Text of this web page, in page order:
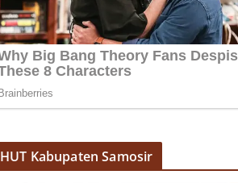
HUT Kabupaten Samosir